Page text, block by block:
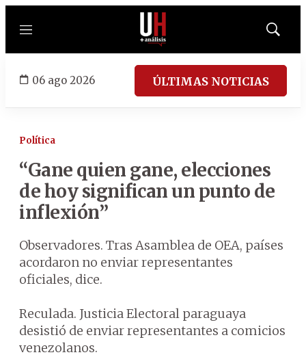
Menú
Mostrar
06 ago 2026 ÚLTIMAS NOTICIAS
Política
“Gane quien gane, elecciones
de hoy significan un punto de
inflexión”
Observadores. Tras Asamblea de OEA, países
acordaron no enviar representantes
oficiales, dice.
Reculada. Justicia Electoral paraguaya
desistió de enviar representantes a comicios
venezolanos.